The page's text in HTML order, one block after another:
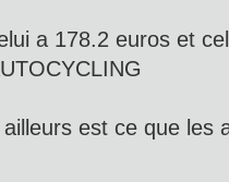
a 178.2 euros et
est ce que les